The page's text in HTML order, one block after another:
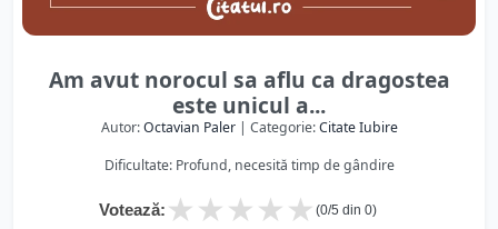
Am avut norocul sa aflu ca dragostea
este unicul a...
Autor:Octavian Paler| Categorie:Citate Iubire
Dificultate: Profund, necesită timp de gândire
Votează: ★
★
★
★
★ (0/5 din 0)